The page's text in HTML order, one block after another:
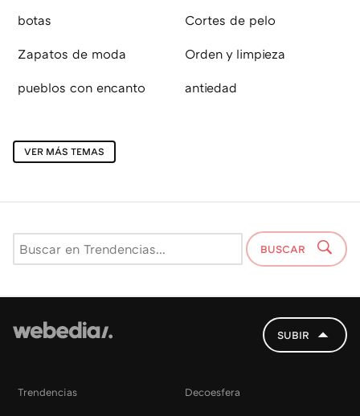
botas Cortes de pelo
Zapatos de moda Orden y limpieza
pueblos con encanto antiedad
VER MÁS TEMAS
BUSCAR
SUBIR
Trendencias Decoesfera